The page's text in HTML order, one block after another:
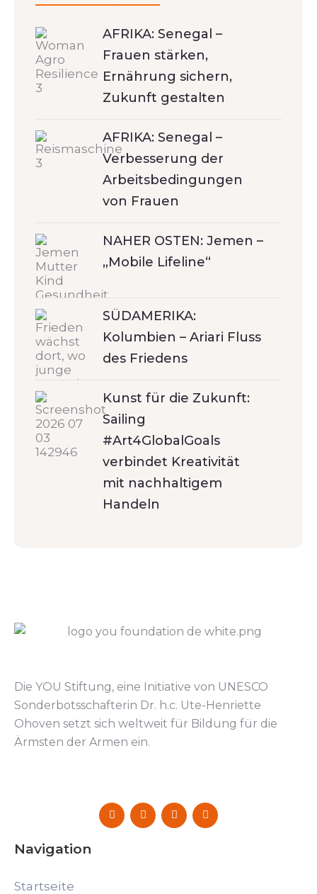
AFRIKA: Senegal –
Frauen stärken,
Ernährung sichern,
Zukunft gestalten
AFRIKA: Senegal –
Verbesserung der
Arbeitsbedingungen
von Frauen
NAHER OSTEN: Jemen –
„Mobile Lifeline“
SÜDAMERIKA:
Kolumbien – Ariari Fluss
des Friedens
Kunst für die Zukunft:
Sailing
#Art4GlobalGoals
verbindet Kreativität
mit nachhaltigem
Handeln
Die YOU Stiftung, eine Initiative von UNESCO
Sonderbotsschafterin Dr. h.c. Ute-Henriette
Ohoven setzt sich weltweit für Bildung für die
Ärmsten der Armen ein.
Navigation
Startseite